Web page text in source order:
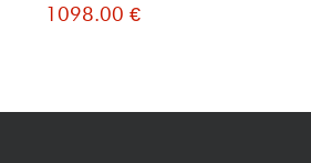
1098.00 €